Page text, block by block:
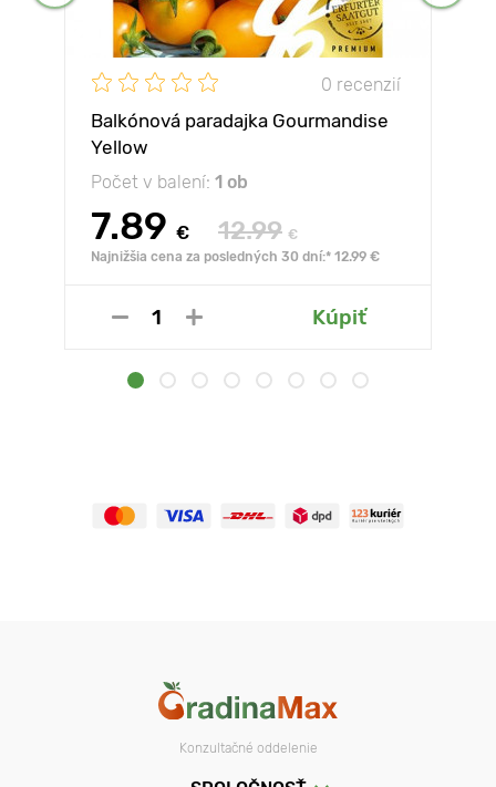
0 recenzií
Balkónová paradajka Gourmandise
Yellow
Počet v balení: 1 ob
7.89 € 12.99 €
Najnižšia cena za posledných 30 dní:* 12.99 €
Kúpiť
Konzultačné oddelenie